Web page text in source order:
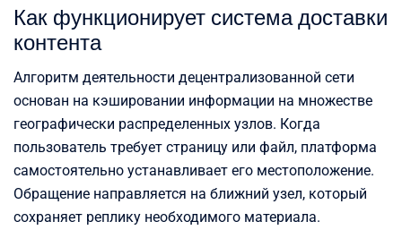
Как функционирует система доставки
контента
Алгоритм деятельности децентрализованной сети
основан на кэшировании информации на множестве
географически распределенных узлов. Когда
пользователь требует страницу или файл, платформа
самостоятельно устанавливает его местоположение.
Обращение направляется на ближний узел, который
сохраняет реплику необходимого материала.